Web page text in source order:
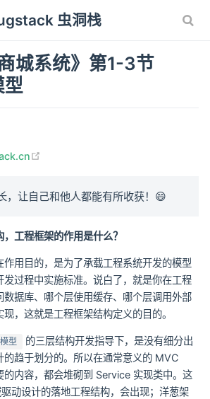
虫洞栈
城系统》第1-3节
，让自己和他人都能有所收获！😄
工程框架的作用是什么？
用目的，是为了承载工程系统开发的模型
发过程中实施标准。说白了，就是你在工程
数据库、哪个层使用缓存、哪个层调用外部
，这就是工程框架结构定义的目的。
型
的三层结构开发指导下，是没有细分出
的趋于划分的。所以在通常意义的 MVC
的内容，都会堆砌到 Service 实现类中。这
动设计的落地工程结构，会出现；洋葱架